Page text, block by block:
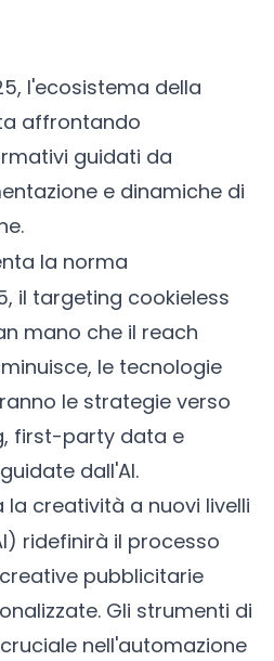
l'ecosistema della
affrontando
guidati da
e dinamiche di
la norma
il targeting cookieless
mano che il reach
le tecnologie
le strategie verso
first-party data e
dall'AI.
la creatività a nuovi livelli
ridefinirà il processo
pubblicitarie
Gli strumenti di
nell'automazione